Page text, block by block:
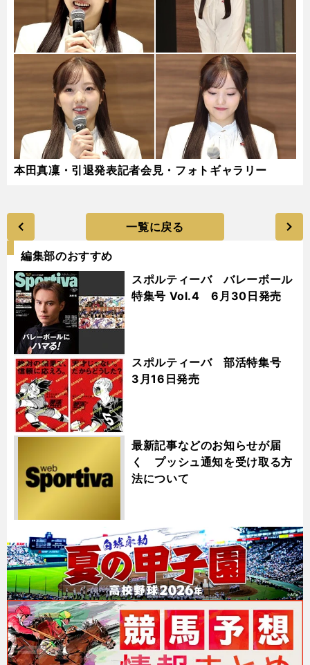
本田真凜・引退発表記者会見・フォトギャラリー
一覧に戻る
編集部のおすすめ
スポルティーバ バレーボール
特集号 Vol.4 6月30日発売
スポルティーバ 部活特集号
3月16日発売
最新記事などのお知らせが届
く プッシュ通知を受け取る方
法について